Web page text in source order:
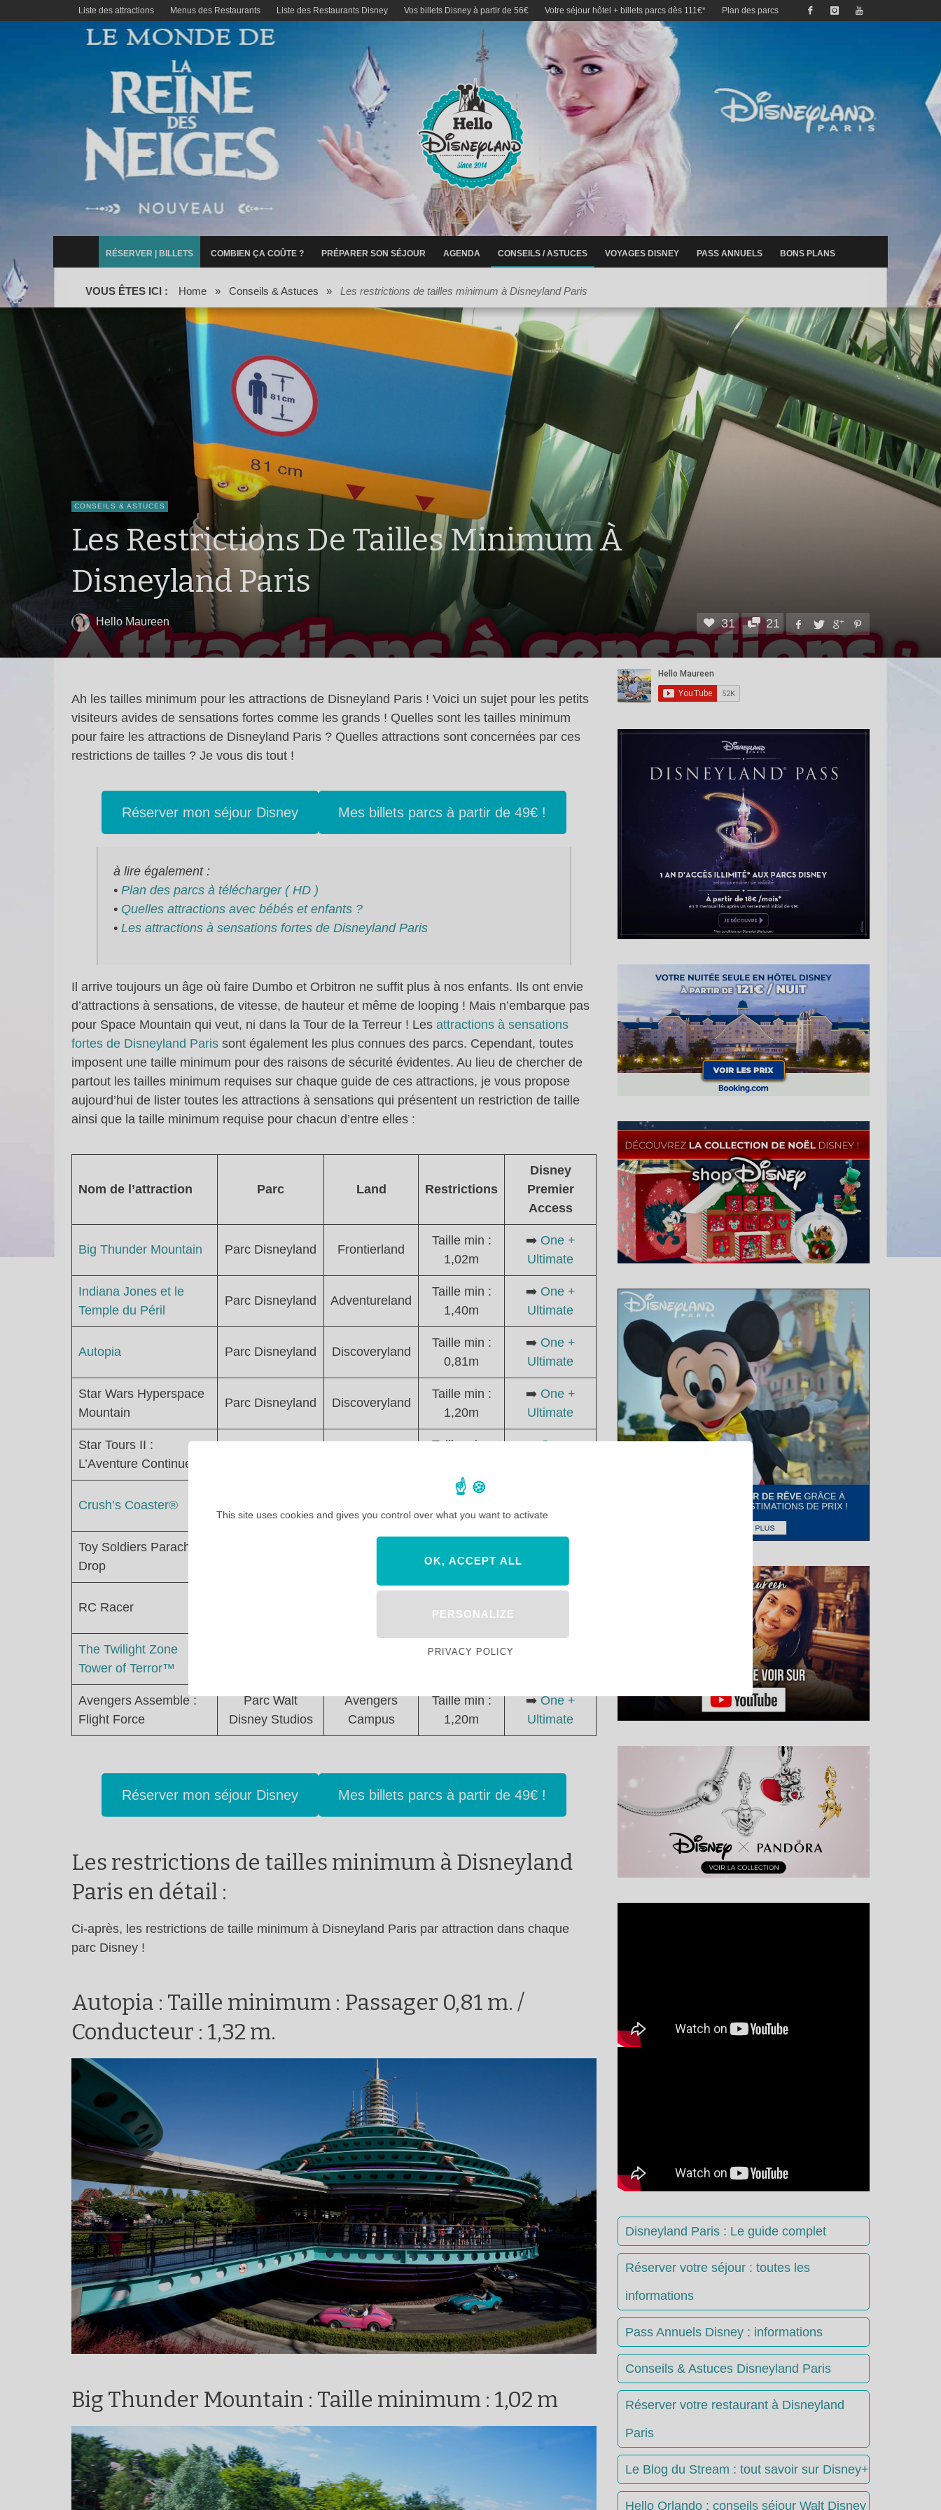
Liste des attractions Menus des Restaurants Liste des Restaurants Disney Vos billets Disney à partir de 56€ Votre séjour hôtel + billets parcs dès 111€* Plan des parcs
RÉSERVER | BILLETS COMBIEN ÇA COÛTE ? PRÉPARER SON SÉJOUR AGENDA CONSEILS / ASTUCES VOYAGES DISNEY PASS ANNUELS BONS PLANS
VOUS ÊTES ICI : Home » Conseils & Astuces » Les restrictions de tailles minimum à Disneyland Paris
CONSEILS & ASTUCES
Les Restrictions De Tailles Minimum À
Disneyland Paris
Hello Maureen 31 21
Ah les tailles minimum pour les attractions de Disneyland Paris ! Voici un sujet pour les petits
visiteurs avides de sensations fortes comme les grands ! Quelles sont les tailles minimum
pour faire les attractions de Disneyland Paris ? Quelles attractions sont concernées par ces
restrictions de tailles ? Je vous dis tout !
Réserver mon séjour Disney Mes billets parcs à partir de 49€ !
à lire également :
• Plan des parcs à télécharger ( HD )
• Quelles attractions avec bébés et enfants ?
• Les attractions à sensations fortes de Disneyland Paris
Il arrive toujours un âge où faire Dumbo et Orbitron ne suffit plus à nos enfants. Ils ont envie
d’attractions à sensations, de vitesse, de hauteur et même de looping ! Mais n’embarque pas
pour Space Mountain qui veut, ni dans la Tour de la Terreur ! Les attractions à sensations
fortes de Disneyland Paris sont également les plus connues des parcs. Cependant, toutes
imposent une taille minimum pour des raisons de sécurité évidentes. Au lieu de chercher de
partout les tailles minimum requises sur chaque guide de ces attractions, je vous propose
aujourd’hui de lister toutes les attractions à sensations qui présentent un restriction de taille
ainsi que la taille minimum requise pour chacun d’entre elles :
Nom de l’attraction Parc Land Restrictions
Disney
Premier
Access
Big Thunder Mountain Parc Disneyland Frontierland
Taille min :
1,02m
➡️ One +
Ultimate
Indiana Jones et le
Temple du Péril
Parc Disneyland Adventureland
Taille min :
1,40m
➡️ One +
Ultimate
Autopia Parc Disneyland Discoveryland
Taille min :
0,81m
➡️ One +
Ultimate
Star Wars Hyperspace
Mountain
Parc Disneyland Discoveryland
Taille min :
1,20m
➡️ One +
Ultimate
Star Tours II :
L’Aventure Continue
Taille min :
➡️One +
Crush’s Coaster®
Disney Studios
Pixar
Taille min :
1,07m
Ultimate
Toy Soldiers Parachute
Drop
0,81m
RC Racer
1,20m
The Twilight Zone
Tower of Terror™
Taille min :
Avengers Assemble :
Flight Force
Parc Walt
Disney Studios
Avengers
Campus
Taille min :
1,20m
➡️One +
Ultimate
Réserver mon séjour Disney Mes billets parcs à partir de 49€ !
Les restrictions de tailles minimum à Disneyland
Paris en détail :
Ci-après, les restrictions de taille minimum à Disneyland Paris par attraction dans chaque
parc Disney !
Autopia : Taille minimum : Passager 0,81 m. /
Conducteur : 1,32 m.
Big Thunder Mountain : Taille minimum : 1,02 m
Disneyland Paris : Le guide complet
Réserver votre séjour : toutes les
informations
Pass Annuels Disney : informations
Conseils & Astuces Disneyland Paris
Réserver votre restaurant à Disneyland
Paris
Le Blog du Stream : tout savoir sur Disney+
Hello Orlando : conseils séjour Walt Disney
This site uses cookies and gives you control over what you want to activate
OK, ACCEPT ALL
PERSONALIZE
PRIVACY POLICY